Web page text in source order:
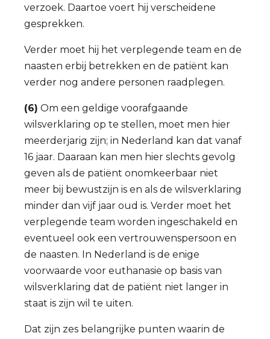
verzoek. Daartoe voert hij verscheidene
gesprekken.
Verder moet hij het verplegende team en de
naasten erbij betrekken en de patiënt kan
verder nog andere personen raadplegen.
(6) Om een geldige voorafgaande
wilsverklaring op te stellen, moet men hier
meerderjarig zijn; in Nederland kan dat vanaf
16 jaar. Daaraan kan men hier slechts gevolg
geven als de patiënt onomkeerbaar niet
meer bij bewustzijn is en als de wilsverklaring
minder dan vijf jaar oud is. Verder moet het
verplegende team worden ingeschakeld en
eventueel ook een vertrouwenspersoon en
de naasten. In Nederland is de enige
voorwaarde voor euthanasie op basis van
wilsverklaring dat de patiënt niet langer in
staat is zijn wil te uiten.
Dat zijn zes belangrijke punten waarin de